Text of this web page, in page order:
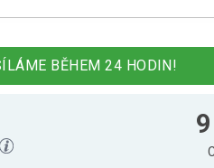
BĚHEM 24 HODIN!